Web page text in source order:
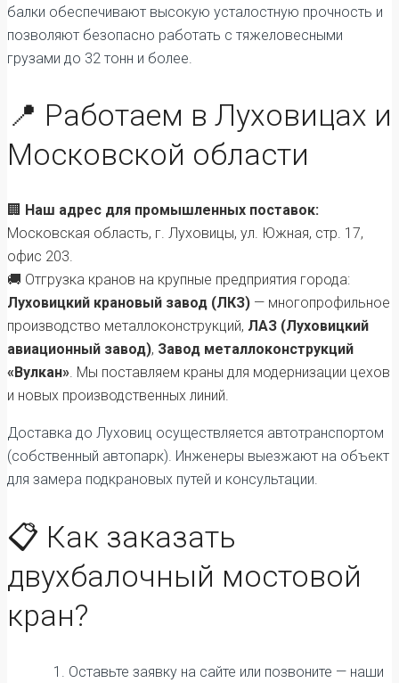
балки обеспечивают высокую усталостную прочность и
позволяют безопасно работать с тяжеловесными
грузами до 32 тонн и более.
📍 Работаем в Луховицах и
Московской области
🏢 Наш адрес для промышленных поставок:
Московская область, г. Луховицы, ул. Южная, стр. 17,
офис 203.
🚚 Отгрузка кранов на крупные предприятия города:
Луховицкий крановый завод (ЛКЗ) — многопрофильное
производство металлоконструкций, ЛАЗ (Луховицкий
авиационный завод), Завод металлоконструкций
«Вулкан». Мы поставляем краны для модернизации цехов
и новых производственных линий.
Доставка до Луховиц осуществляется автотранспортом
(собственный автопарк). Инженеры выезжают на объект
для замера подкрановых путей и консультации.
📋 Как заказать
двухбалочный мостовой
кран?
Оставьте заявку на сайте или позвоните — наши